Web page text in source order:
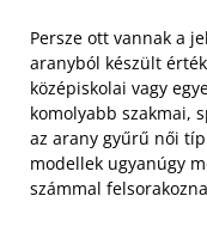
Persze ott vannak a
aranyból készült
középiskolai vagy
komolyabb szakmai,
az arany gyűrű női
modellek ugyanúgy
számmal